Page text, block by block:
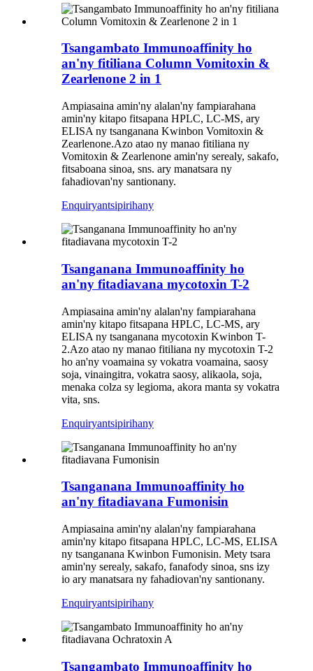
Tsangambato Immunoaffinity ho
an'ny fitiliana Column Vomitoxin &
Zearlenone 2 in 1
Ampiasaina amin'ny alalan'ny fampiarahana
amin'ny kitapo fitsapana HPLC, LC-MS, ary
ELISA ny tsanganana Kwinbon Vomitoxin &
Zearlenone.Azo atao ny manao fitiliana ny
Vomitoxin & Zearlenone amin'ny serealy, sakafo,
fitsaboana sinoa, sns. ary manatsara ny
fahadiovan'ny santionany.
Enquiryantsipirihany
Tsanganana Immunoaffinity ho
an'ny fitadiavana mycotoxin T-2
Ampiasaina amin'ny alalan'ny fampiarahana
amin'ny kitapo fitsapana HPLC, LC-MS, ary
ELISA ny tsanganana mycotoxin Kwinbon T-
2.Azo atao ny manao fitiliana ny mycotoxin T-2
ho an'ny voamaina sy vokatra voamaina, saosy
soja, vinaingitra, vokatra saosy, alikaola, soja,
menaka colza sy legioma, akora manta sy vokatra
vita, sns.
Enquiryantsipirihany
Tsanganana Immunoaffinity ho
an'ny fitadiavana Fumonisin
Ampiasaina amin'ny alalan'ny fampiarahana
amin'ny kitapo fitsapana HPLC, LC-MS, ELISA
ny tsanganana Kwinbon Fumonisin. Mety tsara
amin'ny serealy, sakafo, fanafody sinoa, sns izy
io ary manatsara ny fahadiovan'ny santionany.
Enquiryantsipirihany
Tsangambato Immunoaffinity ho